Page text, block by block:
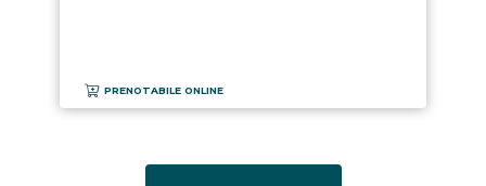
PRENOTABILE ONLINE